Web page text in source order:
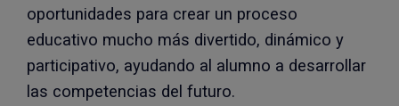
oportunidades para crear un proceso
educativo mucho más divertido, dinámico y
participativo, ayudando al alumno a desarrollar
las competencias del futuro.